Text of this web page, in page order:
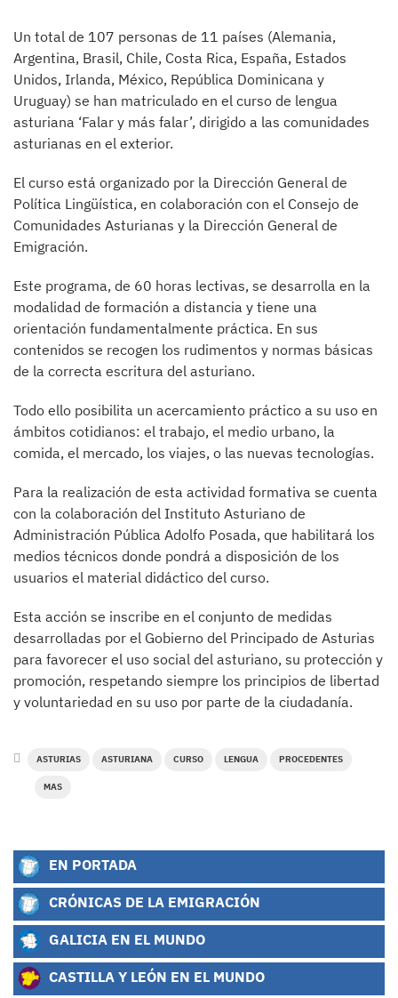
Un total de 107 personas de 11 países (Alemania,
Argentina, Brasil, Chile, Costa Rica, España, Estados
Unidos, Irlanda, México, República Dominicana y
Uruguay) se han matriculado en el curso de lengua
asturiana ‘Falar y más falar’, dirigido a las comunidades
asturianas en el exterior.
El curso está organizado por la Dirección General de
Política Lingüística, en colaboración con el Consejo de
Comunidades Asturianas y la Dirección General de
Emigración.
Este programa, de 60 horas lectivas, se desarrolla en la
modalidad de formación a distancia y tiene una
orientación fundamentalmente práctica. En sus
contenidos se recogen los rudimentos y normas básicas
de la correcta escritura del asturiano.
Todo ello posibilita un acercamiento práctico a su uso en
ámbitos cotidianos: el trabajo, el medio urbano, la
comida, el mercado, los viajes, o las nuevas tecnologías.
Para la realización de esta actividad formativa se cuenta
con la colaboración del Instituto Asturiano de
Administración Pública Adolfo Posada, que habilitará los
medios técnicos donde pondrá a disposición de los
usuarios el material didáctico del curso.
Esta acción se inscribe en el conjunto de medidas
desarrolladas por el Gobierno del Principado de Asturias
para favorecer el uso social del asturiano, su protección y
promoción, respetando siempre los principios de libertad
y voluntariedad en su uso por parte de la ciudadanía.
ASTURIAS ASTURIANA CURSO LENGUA PROCEDENTES
MAS
EN PORTADA
CRÓNICAS DE LA EMIGRACIÓN
GALICIA EN EL MUNDO
CASTILLA Y LEÓN EN EL MUNDO